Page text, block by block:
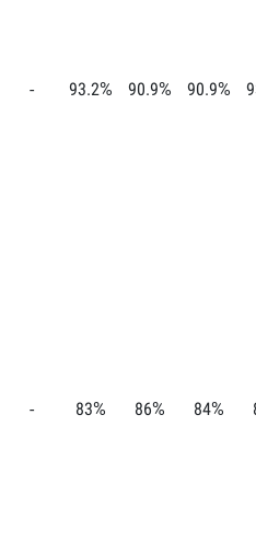
- 93.2% 90.9% 90.9%
- 83% 86% 84%